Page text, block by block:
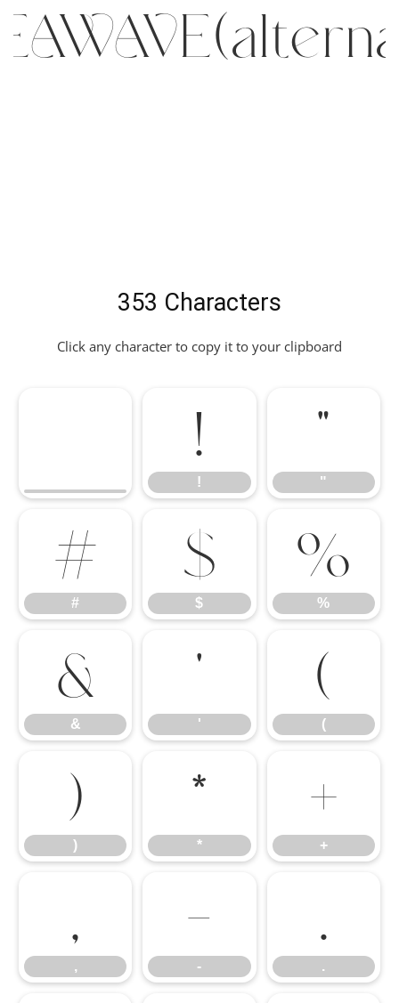
353 Characters
Click any character to copy it to your clipboard
!
!
"
"
#
#
$
$
%
%
&
&
'
'
(
(
)
)
*
*
+
+
,
,
-
-
.
.